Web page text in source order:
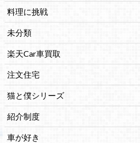
料理に挑戦
未分類
楽天Car車買取
注文住宅
猫と僕シリーズ
紹介制度
車が好き